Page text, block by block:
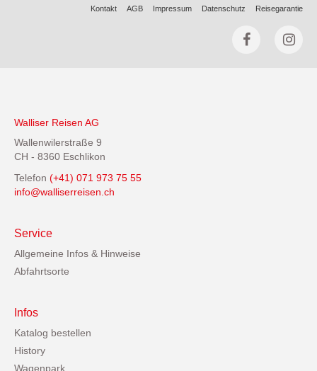
Kontakt AGB Impressum Datenschutz Reisegarantie
Walliser Reisen AG
Wallenwilerstraße 9
CH - 8360 Eschlikon
Telefon (+41) 071 973 75 55
info@walliserreisen.ch
Service
Allgemeine Infos & Hinweise
Abfahrtsorte
Infos
Katalog bestellen
History
Wagenpark